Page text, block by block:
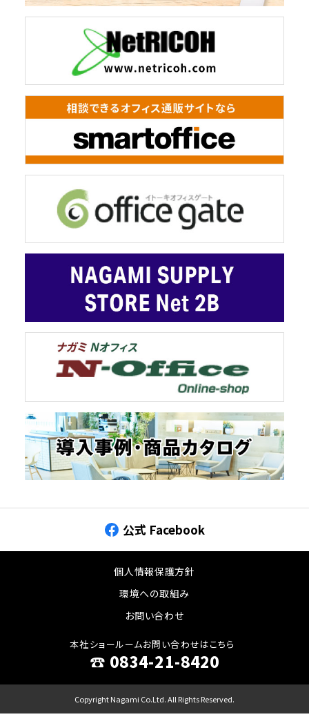
公式 Facebook
個人情報保護方針
環境への取組み
お問い合わせ
本社ショールームお問い合わせはこちら
☎︎ 0834-21-8420
Copyright Nagami Co.Ltd. All Rights Reserved.